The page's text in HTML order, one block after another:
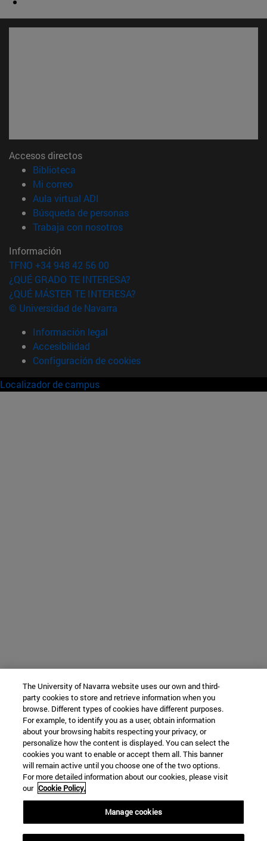
Accesos directos
Biblioteca
Mi correo(abre en nueva ventana)
Aula virtual ADI
Búsqueda de personas(abre en nueva ventana)
Trabaja con nosotros(abre en nueva ventana)
Información
TFNO +34 948 42 56 00
¿QUÉ GRADO TE INTERESA?
¿QUÉ MÁSTER TE INTERESA?
© Universidad de Navarra
Información legal
Accesibilidad
Configuración de cookies
Localizador de campus
The University of Navarra website uses our own and third-
party cookies to store and retrieve information when you
browse. Different types of cookies have different purposes.
For example, to identify you as a user, obtain information
about your browsing habits respecting your privacy, or
personalize how the content is displayed. You can select the
cookies you want to enable or accept them all. This banner
will remain active until you choose one of the two options.
For more detailed information about our cookies, please visit
our Cookie Policy.
Manage cookies